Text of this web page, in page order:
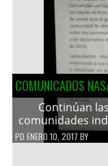
COMUNICADOS
Continúan
comunidades
PD ENERO 10, 2017 BY